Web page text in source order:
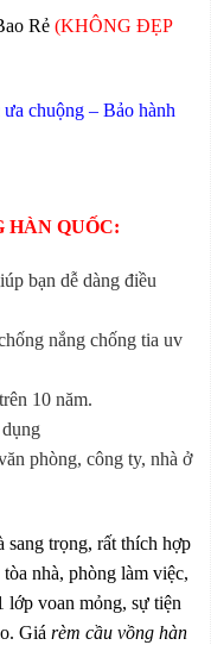
Rẻ (KHÔNG ĐẸP
chuộng – Bảo hành
HÀN QUỐC:
bạn dễ dàng điều
nắng chống tia uv
10 năm.
phòng, công ty, nhà ở
sang trọng, rất thích hợp
nhà, phòng làm việc,
voan mỏng, sự tiện
Giá rèm cầu vồng hàn